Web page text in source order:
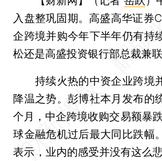
入盘整巩固期。高盛高华证券
企跨境并购今年下半年仍有持
松还是高盛投资银行部总裁兼联
持续火热的中资企业跨境
降温之势。彭博社本月发布的
个月，中企跨境收购交易额暴
球金融危机过后最大同比跌幅
表示，业内的感受并没有这么